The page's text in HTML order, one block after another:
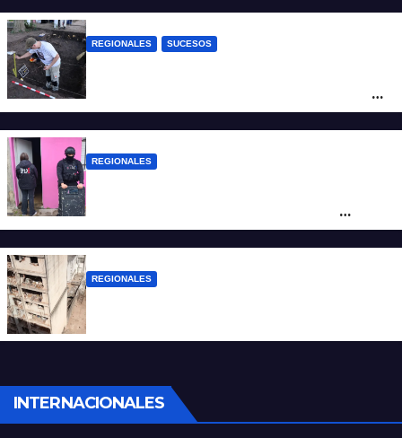
REGIONALES SUCESOS
de San Antonio de Obligado
REGIONALES
violencia armada
REGIONALES
INTERNACIONALES